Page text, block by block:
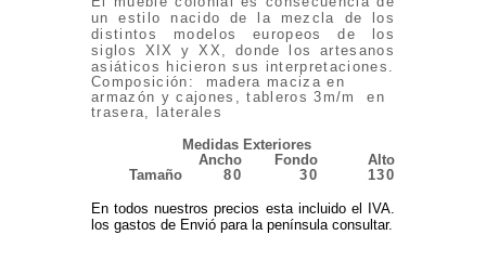
un estilo nacido de la mezcla de los
distintos modelos europeos de los
siglos XIX y XX, donde los artesanos
asiáticos hicieron sus interpretaciones.
Composición: madera maciza en
armazón y cajones, tableros 3m/m en
trasera, laterales
Medidas Exteriores
Ancho
Fondo
Alto
Tamaño
80 30 130
En todos nuestros precios esta incluido el IVA.
los gastos de Envió para la península consultar.